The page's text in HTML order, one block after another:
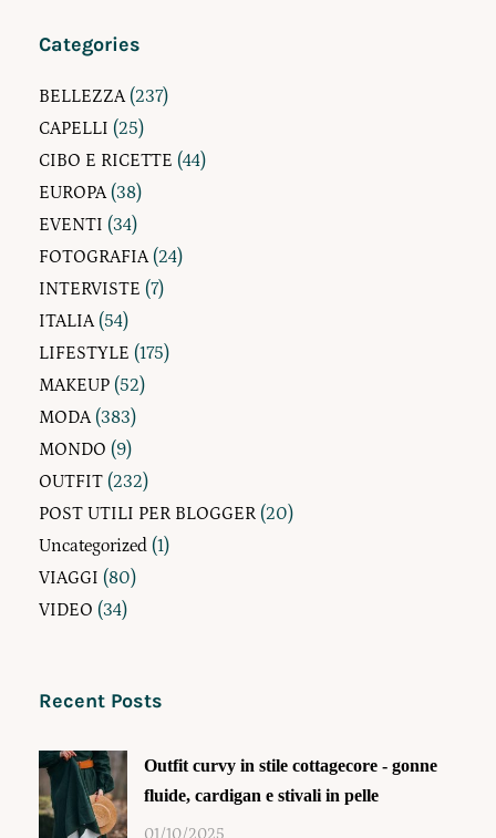
Categories
BELLEZZA(237)
CAPELLI (25)
CIBO E RICETTE (44)
EUROPA(38)
EVENTI (34)
FOTOGRAFIA(24)
INTERVISTE (7)
ITALIA(54)
LIFESTYLE (175)
MAKEUP (52)
MODA(383)
MONDO (9)
OUTFIT (232)
POST UTILI PER BLOGGER (20)
Uncategorized (1)
VIAGGI (80)
VIDEO (34)
Recent Posts
Outfit curvy in stile cottagecore - gonne
fluide, cardigan e stivali in pelle